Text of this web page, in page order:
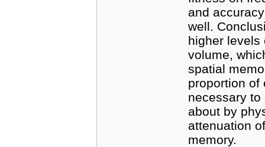
and
well.
higher levels
volume,
spatial
proportion of
necessary
about by
attenuation
memory.